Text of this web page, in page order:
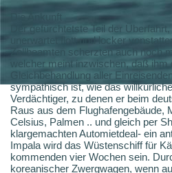
Die Ankunft
Der gefürchtetste Teil der
unerwartet flott und locker
Zollbeamten scherzten auch noch
welcher meint inzwischen, daß
Gleichbehandlung aller
sympathisch ist, wie das
Verdächtiger, zu denen er beim
Raus aus dem Flughafengebäude,
Celsius, Palmen .. und gleich per
klargemachten Automietdeal- ein
Impala wird das Wüstenschiff für
kommenden vier Wochen sein.
koreanischer Zwergwagen, wenn